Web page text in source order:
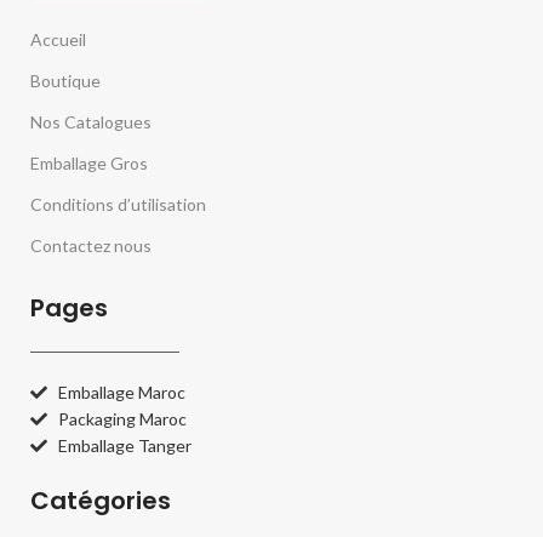
Accueil
Boutique
Nos Catalogues
Emballage Gros
Conditions d’utilisation
Contactez nous
Pages
Emballage Maroc
Packaging Maroc
Emballage Tanger
Catégories